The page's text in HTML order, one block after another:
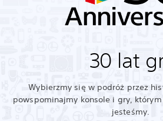
30 lat
Wybierzmy się w podróż przez
powspominajmy konsole i gry,
jesteśmy.